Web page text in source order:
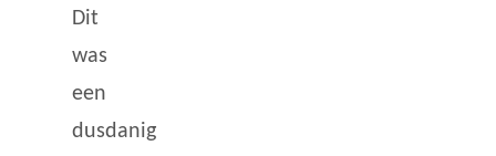
Dit
was
een
dusdanig